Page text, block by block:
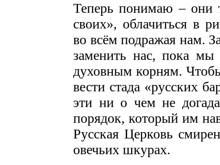
Теперь понимаю – они
своих», облачиться в
во всём подражая нам.
заменить нас, пока мы
духовным корням.
вести стада «русских
эти ни о чем не
порядок, который им
Русская Церковь
овечьих шкурах.